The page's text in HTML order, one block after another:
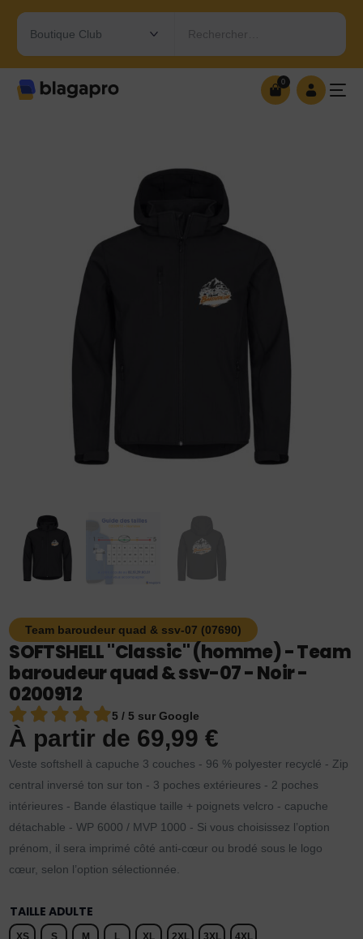
Rechercher…
0
Team baroudeur quad & ssv-07 (07690)
SOFTSHELL "Classic" (homme) - Team
baroudeur quad & ssv-07 - Noir -
0200912
5 / 5 sur Google
À partir de 69,99€
Veste softshell à capuche 3 couches - 96 % polyester recyclé - Zip
central inversé ton sur ton - 3 poches extérieures - 2 poches
intérieures - Bande élastique taille + poignets velcro - capuche
détachable - WP 6000 / MVP 1000 - Si vous choisissez l’option
prénom, il sera imprimé côté anti-cœur ou brodé sous le logo
cœur, selon l’option sélectionnée.
TAILLE ADULTE